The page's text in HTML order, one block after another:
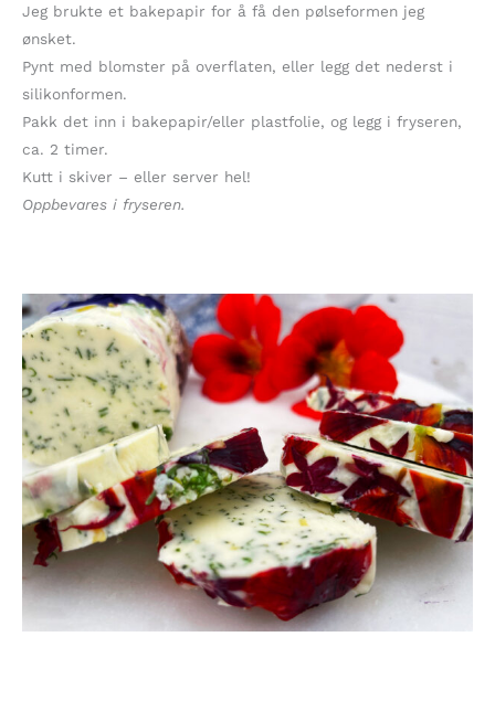
Jeg brukte et bakepapir for å få den pølseformen jeg
ønsket.
Pynt med blomster på overflaten, eller legg det nederst i
silikonformen.
Pakk det inn i bakepapir/eller plastfolie, og legg i fryseren,
ca. 2 timer.
Kutt i skiver – eller server hel!
Oppbevares i fryseren.